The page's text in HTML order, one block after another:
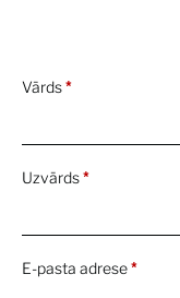
Vārds*
Uzvārds*
E-pasta adrese*